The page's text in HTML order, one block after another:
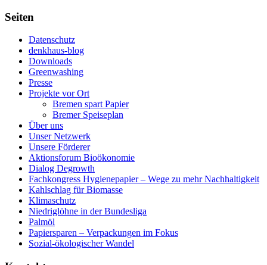
Seiten
Datenschutz
denkhaus-blog
Downloads
Greenwashing
Presse
Projekte vor Ort
Bremen spart Papier
Bremer Speiseplan
Über uns
Unser Netzwerk
Unsere Förderer
Aktionsforum Bioökonomie
Dialog Degrowth
Fachkongress Hygienepapier – Wege zu mehr Nachhaltigkeit
Kahlschlag für Biomasse
Klimaschutz
Niedriglöhne in der Bundesliga
Palmöl
Papiersparen – Verpackungen im Fokus
Sozial-ökologischer Wandel